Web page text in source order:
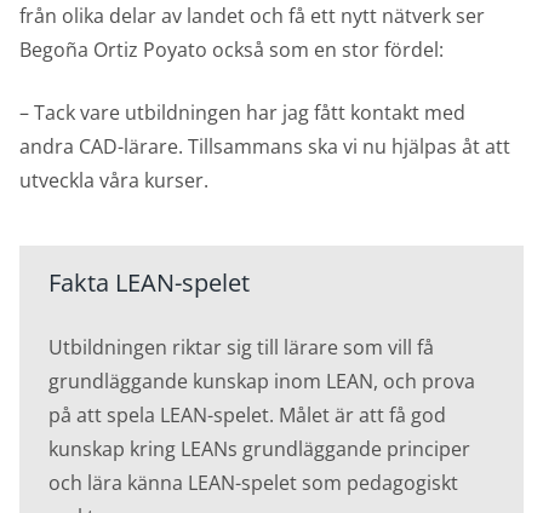
från olika delar av landet och få ett nytt nätverk ser
Begoña Ortiz Poyato också som en stor fördel:
– Tack vare utbildningen har jag fått kontakt med
andra CAD-lärare. Tillsammans ska vi nu hjälpas åt att
utveckla våra kurser.
Fakta LEAN-spelet
Utbildningen riktar sig till lärare som vill få
grundläggande kunskap inom LEAN, och prova
på att spela LEAN-spelet. Målet är att få god
kunskap kring LEANs grundläggande principer
och lära känna LEAN-spelet som pedagogiskt